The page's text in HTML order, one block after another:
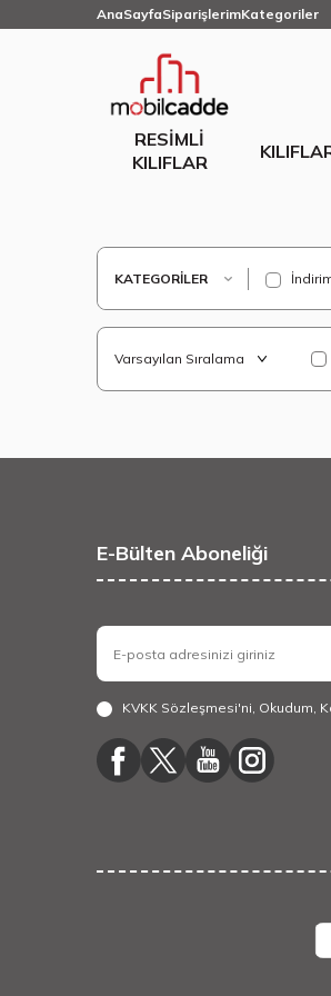
AnaSayfaSiparişlerimKategoriler
RESIMLI
KILIFLAR
KATEGORILER
E-Bülten Aboneliği
KVKK Sözleşmesi'ni, Okudum,